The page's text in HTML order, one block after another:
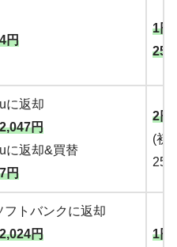
円
1円
25
に返却
円
に返却&買替
円
2円
(初
25
フトバンクに返却
円
1円